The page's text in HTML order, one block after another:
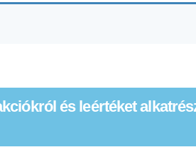
és leértéket